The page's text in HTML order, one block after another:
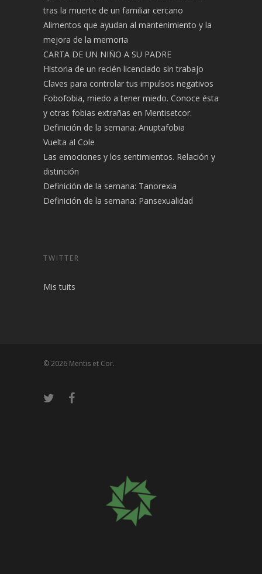
tras la muerte de un familiar cercano
Alimentos que ayudan al mantenimiento y la
mejora de la memoria
CARTA DE UN NIÑO A SU PADRE
Historia de un recién licenciado sin trabajo
Claves para controlar tus impulsos negativos
Fobofobia, miedo a tener miedo. Conoce ésta
y otras fobias extrañas en Mentisetcor.
Definición de la semana: Anuptafobia
Vuelta al Cole
Las emociones y los sentimientos. Relación y
distinción
Definición de la semana: Tanorexia
Definición de la semana: Pansexualidad
TWITTER
Mis tuits
© 2026 Mentis et Cor.